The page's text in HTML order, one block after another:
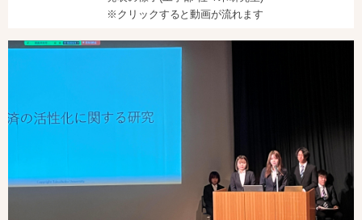
※クリックすると動画が流れます